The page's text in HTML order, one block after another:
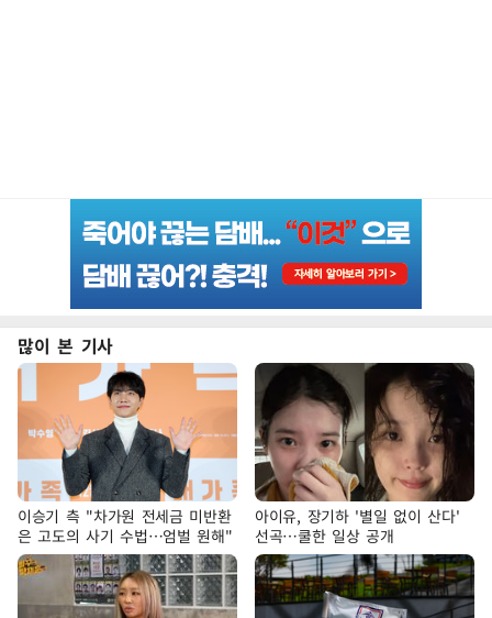
많이 본 기사
이승기 측 "차가원 전세금 미반환
은 고도의 사기 수법…엄벌 원해"
아이유, 장기하 '별일 없이 산다'
선곡…쿨한 일상 공개